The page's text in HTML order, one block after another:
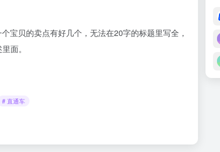
宝贝的卖点有好几个，无法在20字的标题里写全，
面。
# 直通车